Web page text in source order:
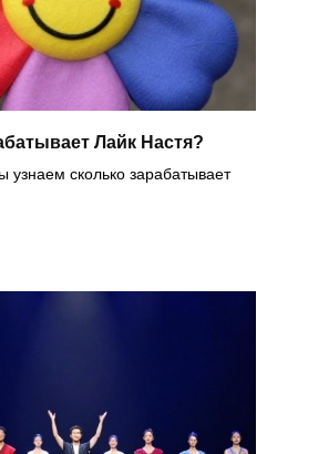
Лайк Настя?
узнаем сколько зарабатывает